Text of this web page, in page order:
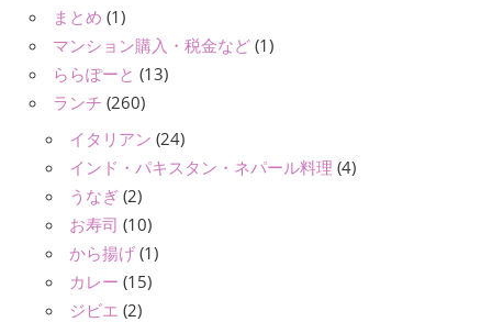
まとめ (1)
マンション購入・税金など (1)
ららぽーと (13)
ランチ (260)
イタリアン (24)
インド・パキスタン・ネパール料理 (4)
うなぎ (2)
お寿司 (10)
から揚げ (1)
カレー (15)
ジビエ (2)